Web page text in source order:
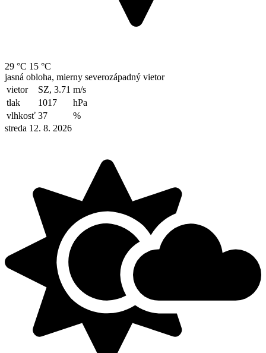
29 °C 15 °C
jasná obloha, mierny severozápadný vietor
vietor
SZ, 3.71 m/s
tlak
1017
hPa
vlhkosť 37
%
streda 12. 8. 2026